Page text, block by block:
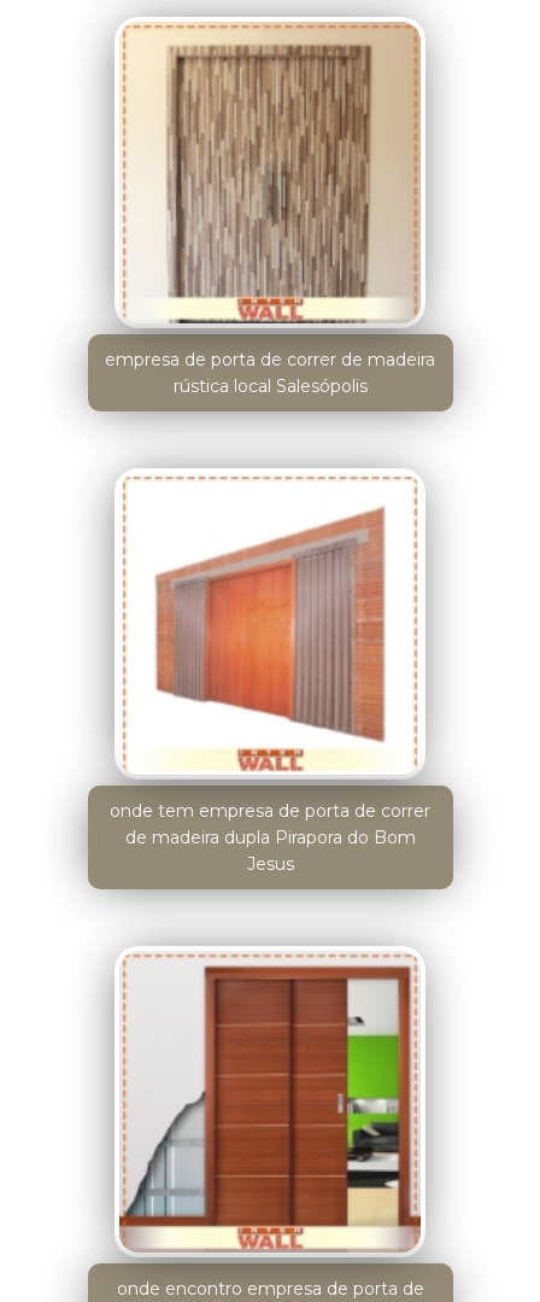
empresa de porta de correr de madeira
rústica local Salesópolis
onde tem empresa de porta de correr
de madeira dupla Pirapora do Bom
Jesus
onde encontro empresa de porta de